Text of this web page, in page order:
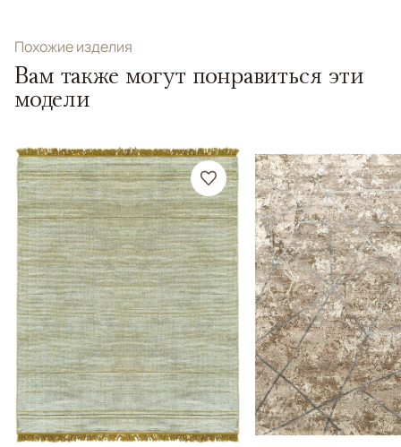
Похожие изделия
Вам также могут понравиться эти
модели